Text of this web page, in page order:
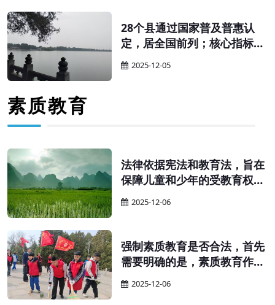
有关事项通知如下。
“家”为纽带搭建高效沟通桥
梁，让科学衔接的理念与实践
经验在互动中碰撞共鸣，为幼
儿关键期成长筑牢坚实根基。
28个县通过国家普及普惠认
定，居全国前列；核心指标连
续多年超全国平均水平——贵
州学前教育的“强势崛起”，绝
2025-12-05
素质教育
法律依据宪法和教育法，旨在
保障儿童和少年的受教育权
利，提高国民素质。 为保障适
龄儿童、少年接受义务教育的
施，并提升全民族的整体素
质，特依据宪法和教育法制定
本法。
2025-12-06
强制素质教育是否合法，首先
需要明确的是，素质教育作为
义务教育的一部分，其实施应
当遵循义务教育的相关规定。
2025-12-06